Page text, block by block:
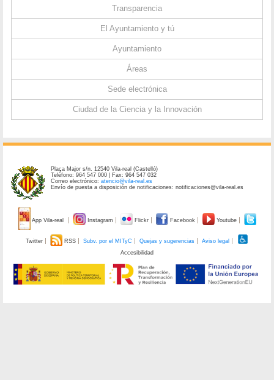
Transparencia
El Ayuntamiento y tú
Ayuntamiento
Áreas
Sede electrónica
Ciudad de la Ciencia y la Innovación
Plaça Major s/n. 12540 Vila-real (Castelló)
Teléfono: 964 547 000 | Fax: 964 547 032
Correo electrónico:atencio@vila-real.es
Envío de puesta a disposición de notificaciones: notificaciones@vila-real.es
App Vila-real Instagram Flickr Facebook Youtube
Twitter RSS Subv. por el MITyC Quejas y sugerencias
Aviso legal
Accesibilidad